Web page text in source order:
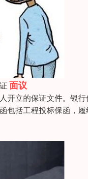
面议
开立的保证文件。银
包括工程投标保函，